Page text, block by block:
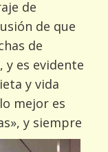
de
de que
de
y es evidente
y vida
mejor es
y siempre